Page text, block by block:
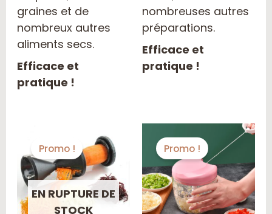
graines et de
nombreux autres
aliments secs.
Efficace et
pratique !
nombreuses autres
préparations.
Efficace et
pratique !
EN RUPTURE DE
STOCK
Promo !prix
initial
était :
4500 CFA.3500 CFA.
Promo !
à
Ce
a